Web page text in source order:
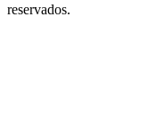
reservados.